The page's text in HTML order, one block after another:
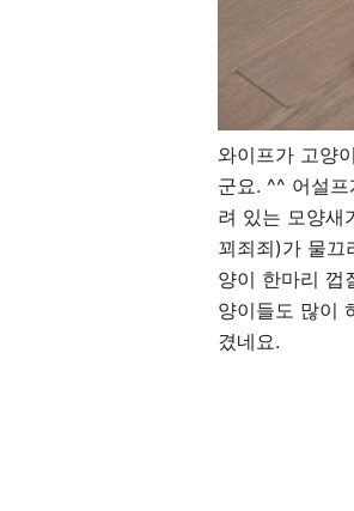
와이프가 고양
군요. ^^ 어설
려 있는 모양새
꾀죄죄)가 물끄
양이 한마리 껍
양이들도 많이
겼네요.